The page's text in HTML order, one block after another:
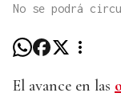
No se podrá
El avance en las